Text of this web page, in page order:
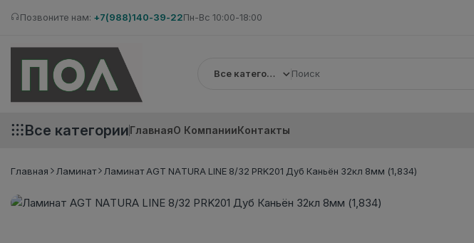
Позвоните нам: +7(988)140-39-22Пн-Вс 10:00-18:00
Все категории
Все категорииГлавнаяО КомпанииКонтакты
Главная Ламинат Ламинат AGT NATURA LINE 8/32 PRK201 Дуб Каньён 32кл 8мм (1,834)